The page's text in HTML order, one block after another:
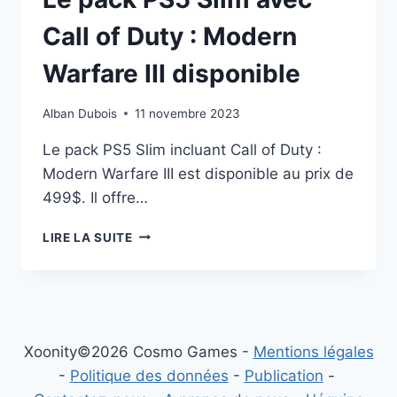
Call of Duty : Modern
Warfare III disponible
Alban Dubois 11 novembre 2023
Le pack PS5 Slim incluant Call of Duty :
Modern Warfare III est disponible au prix de
499$. Il offre…
LIRE LA SUITELE
OF
DUTY
:
Xoonity©2026 Cosmo Games - Mentions légales
- Politique des données - Publication -